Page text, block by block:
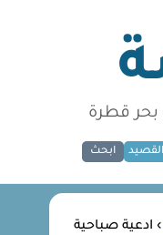
قطرة
ابحث
› ادعية صباحية